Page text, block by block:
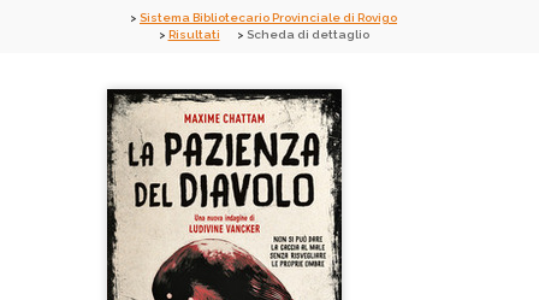
Sistema Bibliotecario Provinciale di Rovigo
Risultati
Scheda di dettaglio